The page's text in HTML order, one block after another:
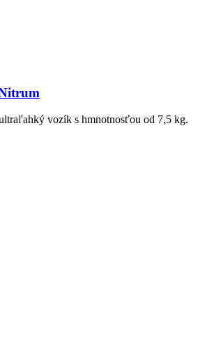
vozík s hmnotnosťou od 7,5 kg.